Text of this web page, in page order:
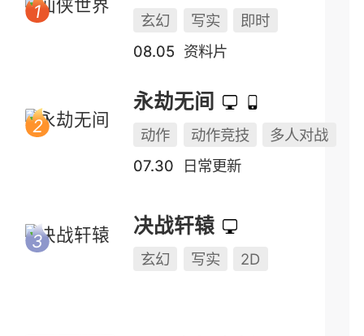
玄幻 写实
即时
08.05 资料片
永劫无间
动作 动作竞技
多人对战
07.30
日常更新
决战轩辕
玄幻 写实 2D